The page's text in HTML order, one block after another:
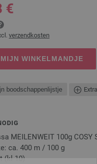
€
verzendkosten
WINKELMANDJE
boodschappenlijstje
MEILENWEIT 100g
ca. 400 m / 100 g
(kl 10)